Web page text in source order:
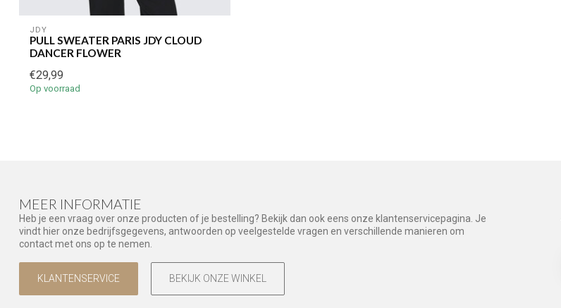
JDY
PULL SWEATER PARIS JDY CLOUD
DANCER FLOWER
€29,99
Op voorraad
MEER INFORMATIE
Heb je een vraag over onze producten of je bestelling? Bekijk dan ook eens onze klantenservicepagina. Je
vindt hier onze bedrijfsgegevens, antwoorden op veelgestelde vragen en verschillende manieren om
contact met ons op te nemen.
KLANTENSERVICE BEKIJK ONZE WINKEL